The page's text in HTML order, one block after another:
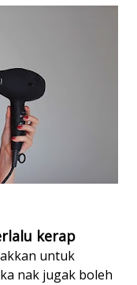
kerap
untuk
nak jugak boleh